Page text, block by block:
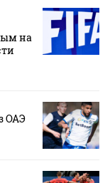
на
ОАЭ